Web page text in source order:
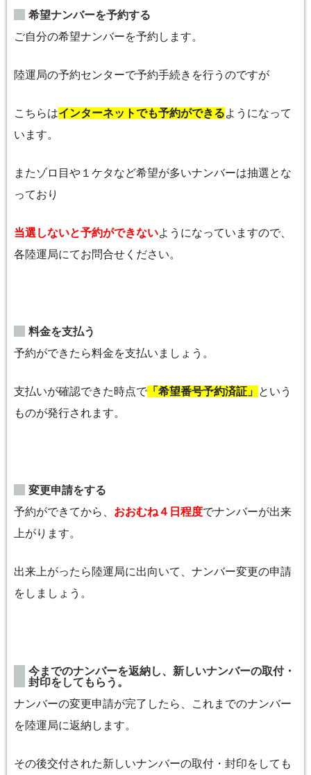
希望ナンバーを予約する
ご自分の希望ナンバーを予約します。
陸運局の予約センターで予約手続きを行うのですが
こちらはインターネットでも予約ができるようになって
います。
またゾロ目や１ケタなど希望が多いナンバーは抽選とな
っており
当選しないと予約ができないようになっていますので、
各陸運局にてお問合せください。
料金を支払う
予約ができたら料金を支払いましょう。
支払いが確認できた時点で 「希望番号予約済証」 という
ものが発行されます。
変更申請をする
予約ができてから、 おおむね４日程度でナンバーが出来
上がります。
出来上がったら陸運局に出向いて、ナンバー変更の申請
をしましょう。
今までのナンバーを返納し、新しいナンバーの取付・
封印をしてもらう。
ナンバーの変更申請が完了したら、これまでのナンバー
を陸運局に返納します。
その後交付された新しいナンバーの取付・封印をしても